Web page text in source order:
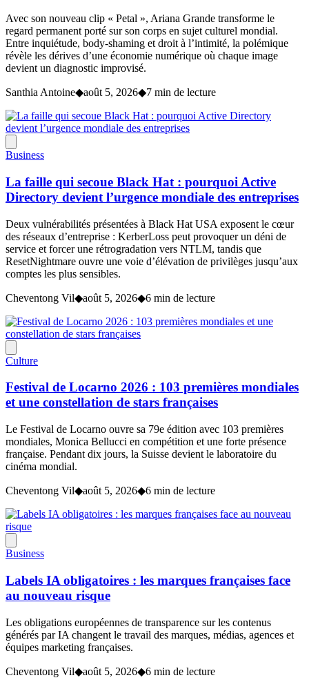
Avec son nouveau clip « Petal », Ariana Grande transforme le
regard permanent porté sur son corps en sujet culturel mondial.
Entre inquiétude, body-shaming et droit à l’intimité, la polémique
révèle les dérives d’une économie numérique où chaque image
devient un diagnostic improvisé.
Santhia Antoine◆août 5, 2026◆7 min de lecture
Business
La faille qui secoue Black Hat : pourquoi Active
Directory devient l’urgence mondiale des entreprises
Deux vulnérabilités présentées à Black Hat USA exposent le cœur
des réseaux d’entreprise : KerberLoss peut provoquer un déni de
service et forcer une rétrogradation vers NTLM, tandis que
ResetNightmare ouvre une voie d’élévation de privilèges jusqu’aux
comptes les plus sensibles.
Cheventong Vil◆août 5, 2026◆6 min de lecture
Culture
Festival de Locarno 2026 : 103 premières mondiales
et une constellation de stars françaises
Le Festival de Locarno ouvre sa 79e édition avec 103 premières
mondiales, Monica Bellucci en compétition et une forte présence
française. Pendant dix jours, la Suisse devient le laboratoire du
cinéma mondial.
Cheventong Vil◆août 5, 2026◆6 min de lecture
Business
Labels IA obligatoires : les marques françaises face
au nouveau risque
Les obligations européennes de transparence sur les contenus
générés par IA changent le travail des marques, médias, agences et
équipes marketing françaises.
Cheventong Vil◆août 5, 2026◆6 min de lecture